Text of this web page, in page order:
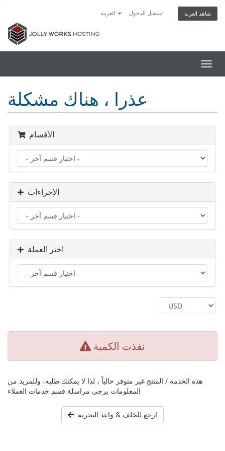
تسجيل الدخول شاهد العربة
تبديل
التنقل
عذرا ، هناك مشكلة
الأقسام
الإجراءات
اختر العملة
نفذت الكمية
هذه الخدمة / المنتج غير متوفر حالياً ، لذا لا يمكنك طلبه، وللمزيد من
المعلومات يرجى مراسلة قسم خدمات العملاء
ارجع للخلف & واعد التجربة